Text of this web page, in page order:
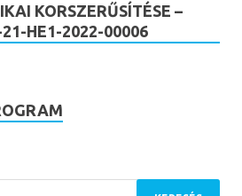
KORSZERŰSÍTÉSE –
HE1-2022-00006